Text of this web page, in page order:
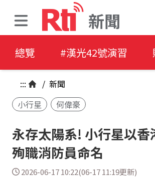
新聞
總覽 #漢光42號演習
::: / 新聞
小行星
何偉豪
永存太陽系! 小行星以香
殉職消防員命名
2026-06-17 10:22(06-17 11:19更新)